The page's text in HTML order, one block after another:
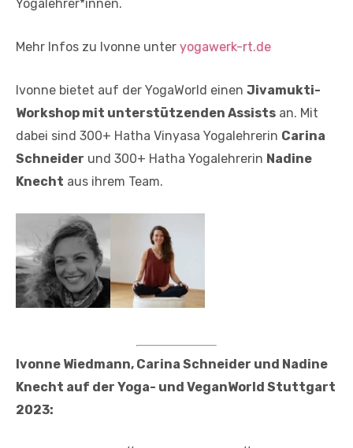
Yogalehrer*innen.
Mehr Infos zu Ivonne unter yogawerk-rt.de
Ivonne bietet auf der YogaWorld einen Jivamukti-
Workshop mit unterstützenden Assists an. Mit
dabei sind 300+ Hatha Vinyasa Yogalehrerin Carina
Schneider und 300+ Hatha Yogalehrerin Nadine
Knecht aus ihrem Team.
Ivonne Wiedmann, Carina Schneider und Nadine
Knecht auf der Yoga- und VeganWorld Stuttgart
2023: